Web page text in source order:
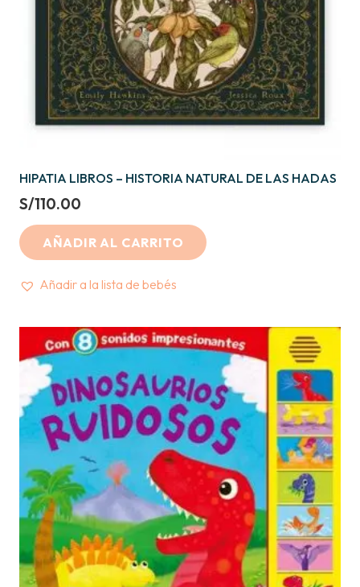
HIPATIA LIBROS – HISTORIA NATURAL DE LAS HADAS
S/110.00
AÑADIR AL CARRITO
Añadir a la lista de bebés